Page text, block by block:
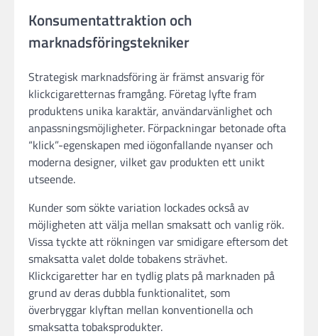
Konsumentattraktion och
marknadsföringstekniker
Strategisk marknadsföring är främst ansvarig för
klickcigaretternas framgång. Företag lyfte fram
produktens unika karaktär, användarvänlighet och
anpassningsmöjligheter. Förpackningar betonade ofta
“klick”-egenskapen med iögonfallande nyanser och
moderna designer, vilket gav produkten ett unikt
utseende.
Kunder som sökte variation lockades också av
möjligheten att välja mellan smaksatt och vanlig rök.
Vissa tyckte att rökningen var smidigare eftersom det
smaksatta valet dolde tobakens strävhet.
Klickcigaretter har en tydlig plats på marknaden på
grund av deras dubbla funktionalitet, som
överbryggar klyftan mellan konventionella och
smaksatta tobaksprodukter.